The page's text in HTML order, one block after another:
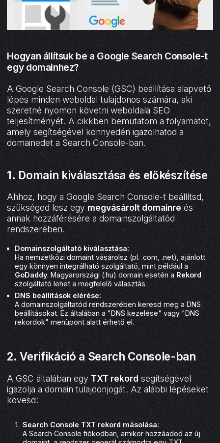
Hogyan állítsuk be a Google Search Console-t
egy domainhez?
A Google Search Console (GSC) beállítása alapvető
lépés minden weboldal tulajdonos számára, aki
szeretné nyomon követni weboldala SEO
teljesítményét. A cikkben bemutatom a folyamatot,
amely segítségével könnyedén igazolhatod a
domainedet a Search Console-ban.
1. Domain kiválasztása és előkészítése
Ahhoz, hogy a Google Search Console-t beállítsd,
szükséged lesz egy megvásárolt domainre és
annak hozzáférésére a domainszolgáltatód
rendszerében.
Domainszolgáltató kiválasztása:
Ha nemzetközi domaint vásárolsz (pl. .com, .net), ajánlott
egy könnyen integrálható szolgáltató, mint például a
GoDaddy. Magyarországi (.hu) domain esetén a Rekord
szolgáltató lehet a megfelelő választás.
DNS beállítások elérése:
A domainszolgáltatód rendszerében keresd meg a DNS
beállításokat. Ez általában a "DNS kezelése" vagy "DNS
rekordok" menüpont alatt érhető el.
2. Verifikáció a Search Console-ban
A GSC általában egy TXT rekord segítségével
igazolja a domain tulajdonjogát. Az alábbi lépéseket
kövesd:
Search Console TXT rekord másolása:
A Search Console fiókodban, amikor hozzáadod az új